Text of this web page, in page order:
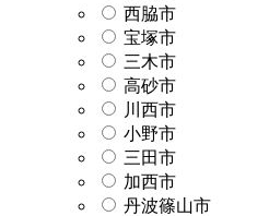
西脇市
宝塚市
三木市
高砂市
川西市
小野市
三田市
加西市
丹波篠山市